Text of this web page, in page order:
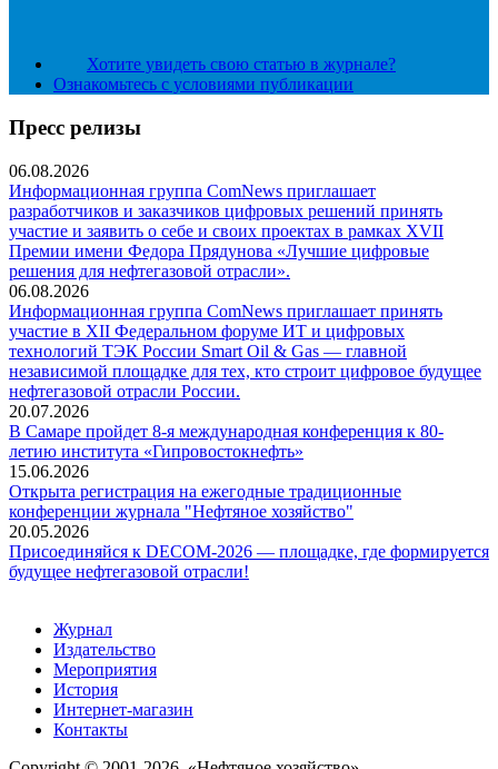
Хотите увидеть свою статью в журнале?
Ознакомьтесь с условиями публикации
Пресс релизы
06.08.2026
Информационная группа ComNews приглашает
разработчиков и заказчиков цифровых решений принять
участие и заявить о себе и своих проектах в рамках XVII
Премии имени Федора Прядунова «Лучшие цифровые
решения для нефтегазовой отрасли».
06.08.2026
Информационная группа ComNews приглашает принять
участие в XII Федеральном форуме ИТ и цифровых
технологий ТЭК России Smart Oil & Gas — главной
независимой площадке для тех, кто строит цифровое будущее
нефтегазовой отрасли России.
20.07.2026
В Самаре пройдет 8-я международная конференция к 80-
летию института «Гипровостокнефть»
15.06.2026
Открыта регистрация на ежегодные традиционные
конференции журнала "Нефтяное хозяйство"
20.05.2026
Присоединяйся к DECOM-2026 — площадке, где формируется
будущее нефтегазовой отрасли!
Журнал
Издательство
Мероприятия
История
Интернет-магазин
Контакты